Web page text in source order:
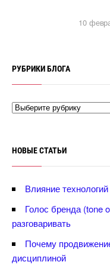
10
РУБРИКИ БЛОГА
НОВЫЕ СТАТЬИ
лияние технологий
Голос бренда (tone
разговаривать
Почему
дисциплиной